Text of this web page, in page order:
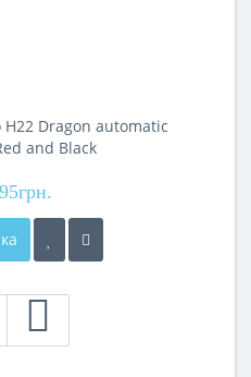
H22 Dragon automatic
and Black